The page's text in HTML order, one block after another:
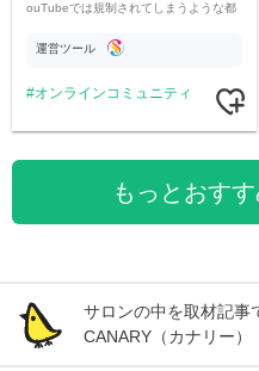
ouTubeでは規制されてしまうような都
公開。
運営ツール
オンラインコミュニティ
もっとおす
サロンの中を取材記事
CANARY（カナリー）